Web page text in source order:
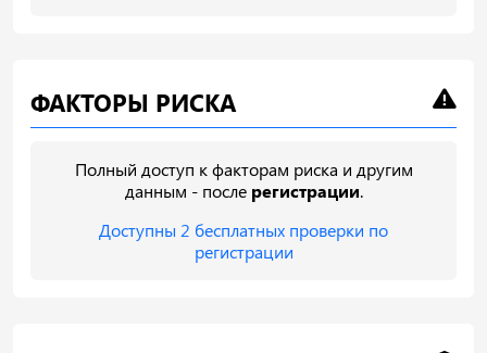
ФАКТОРЫ РИСКА
Полный доступ к факторам риска и другим
данным - после регистрации.
Доступны 2 бесплатных проверки по
регистрации